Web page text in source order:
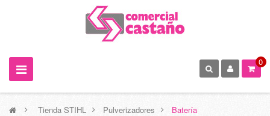
0
> Tienda STIHL > Pulverizadores > Batería